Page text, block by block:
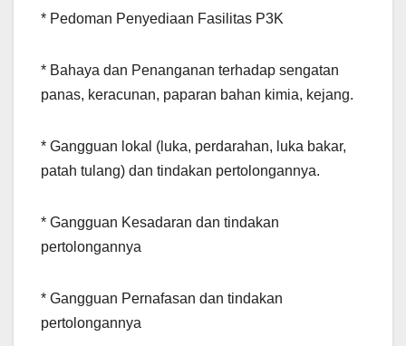
* Pedoman Penyediaan Fasilitas P3K
* Bahaya dan Penanganan terhadap sengatan
panas, keracunan, paparan bahan kimia, kejang.
* Gangguan lokal (luka, perdarahan, luka bakar,
patah tulang) dan tindakan pertolongannya.
* Gangguan Kesadaran dan tindakan
pertolongannya
* Gangguan Pernafasan dan tindakan
pertolongannya